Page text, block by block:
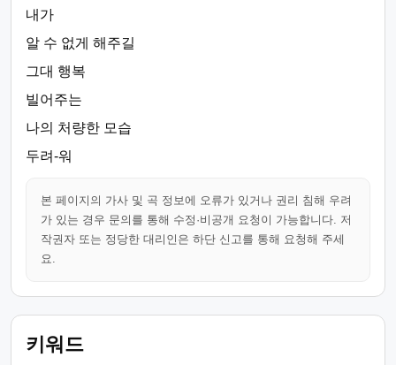
내가
알 수 없게 해주길
그대 행복
빌어주는
나의 처량한 모습
두려-워
본 페이지의 가사 및 곡 정보에 오류가 있거나 권리 침해 우려
가 있는 경우 문의를 통해 수정·비공개 요청이 가능합니다. 저
작권자 또는 정당한 대리인은 하단 신고를 통해 요청해 주세
요.
키워드